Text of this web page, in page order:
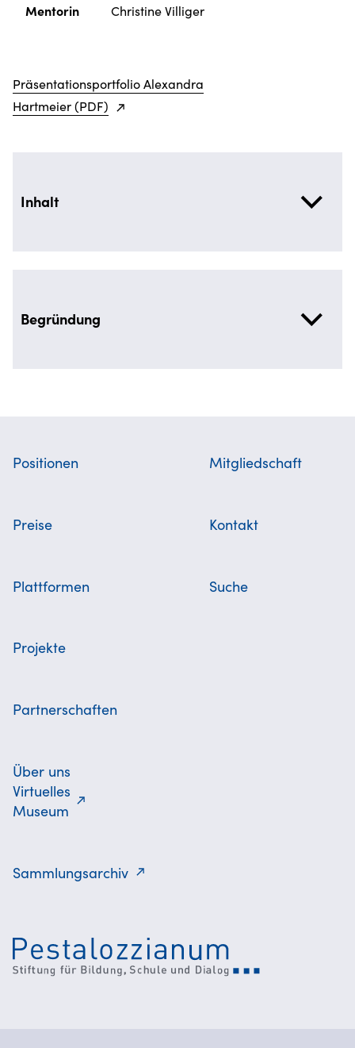
Mentorin Christine Villiger
Präsentationsportfolio Alexandra
Hartmeier (PDF)
Inhalt
Begründung
Positionen
Preise
Plattformen
Projekte
Partnerschaften
Über uns
Mitgliedschaft
Kontakt
Suche
Virtuelles
Museum
Sammlungsarchiv